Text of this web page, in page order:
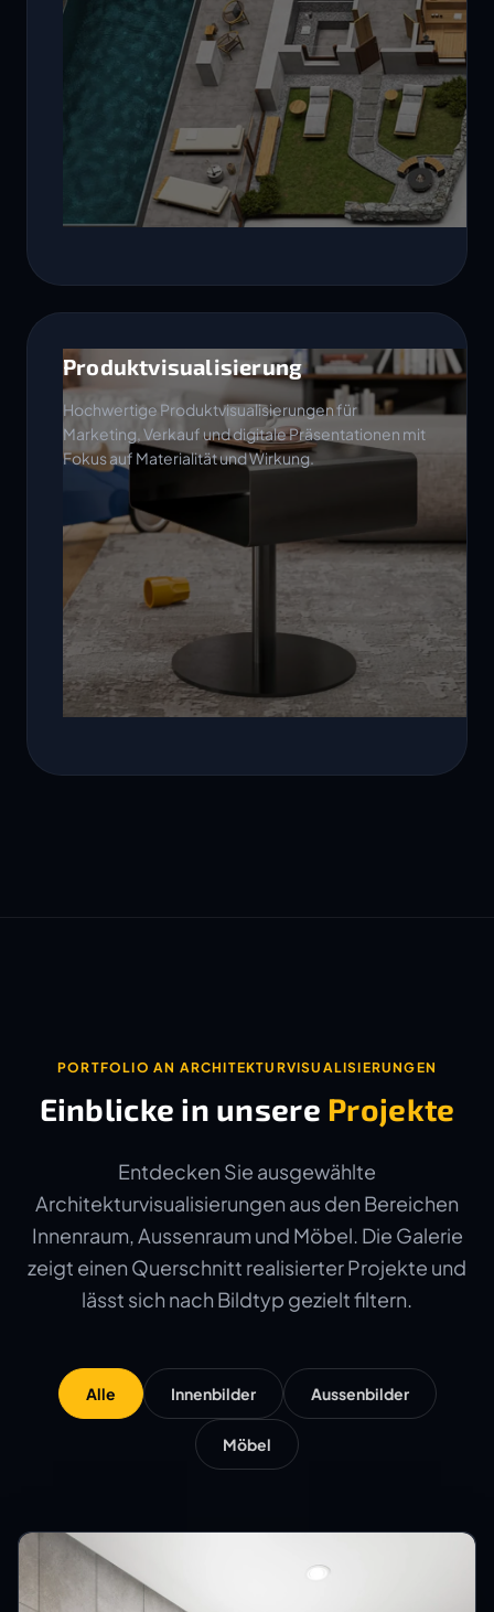
Produktvisualisierung
Hochwertige Produktvisualisierungen für
Marketing, Verkauf und digitale Präsentationen mit
Fokus auf Materialität und Wirkung.
PORTFOLIO AN ARCHITEKTURVISUALISIERUNGEN
Einblicke in unsere Projekte
Entdecken Sie ausgewählte
Architekturvisualisierungen aus den Bereichen
Innenraum, Aussenraum und Möbel. Die Galerie
zeigt einen Querschnitt realisierter Projekte und
lässt sich nach Bildtyp gezielt filtern.
Alle Innenbilder Aussenbilder
Möbel